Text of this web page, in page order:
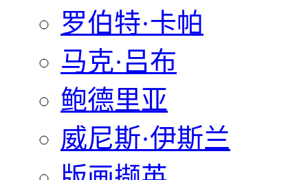
罗伯特·卡帕
马克·吕布
鲍德里亚
威尼斯·伊斯兰